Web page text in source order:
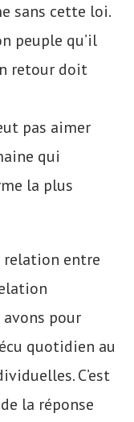
sans cette loi.
peuple qu’il
retour doit
pas aimer
qui
la plus
relation entre
avons pour
quotidien au
C’est
la réponse